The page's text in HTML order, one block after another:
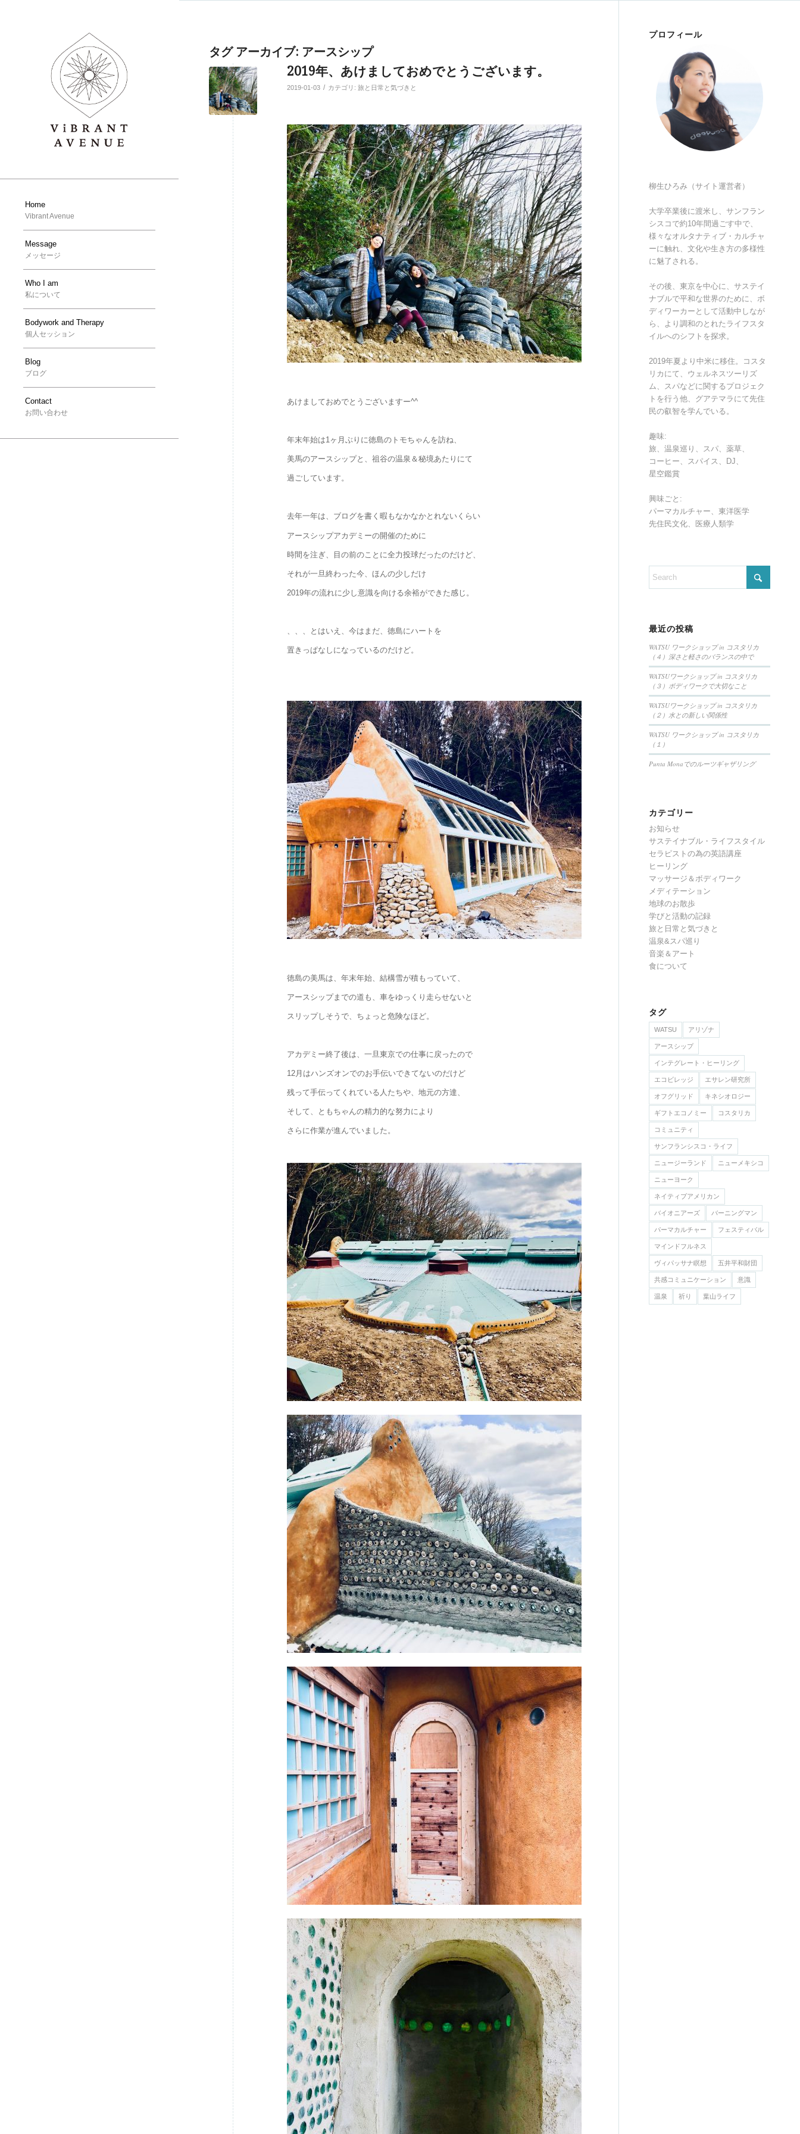
Home
Vibrant Avenue
Message
メッセージ
Who I am
私について
Bodywork and Therapy
個人セッション
Blog
ブログ
Contact
お問い合わせ
タグ アーカイブ: アースシップ
2019年、あけましておめでとうございます。
2019-01-03 / カテゴリ: 旅と日常と気づきと
あけましておめでとうございますー^^
年末年始は1ヶ月ぶりに徳島のトモちゃんを訪ね、
美馬のアースシップと、祖谷の温泉＆秘境あたりにて
過ごしています。
去年一年は、ブログを書く暇もなかなかとれないくらい
アースシップアカデミーの開催のために
時間を注ぎ、目の前のことに全力投球だったのだけど、
それが一旦終わった今、ほんの少しだけ
2019年の流れに少し意識を向ける余裕ができた感じ。
、、、とはいえ、今はまだ、徳島にハートを
置きっぱなしになっているのだけど。
徳島の美馬は、年末年始、結構雪が積もっていて、
アースシップまでの道も、車をゆっくり走らせないと
スリップしそうで、ちょっと危険なほど。
アカデミー終了後は、一旦東京での仕事に戻ったので
12月はハンズオンでのお手伝いできてないのだけど
残って手伝ってくれている人たちや、地元の方達、
そして、ともちゃんの精力的な努力により
さらに作業が進んでいました。
プロフィール
柳生ひろみ（サイト運営者）
大学卒業後に渡米し、サンフラン
シスコで約10年間過ごす中で、
様々なオルタナティブ・カルチャ
ーに触れ、文化や生き方の多様性
に魅了される。
その後、東京を中心に、サステイ
ナブルで平和な世界のために、ボ
ディワーカーとして活動中しなが
ら、より調和のとれたライフスタ
イルへのシフトを探求。
2019年夏より中米に移住。コスタ
リカにて、ウェルネスツーリズ
ム、スパなどに関するプロジェク
トを行う他、グアテマラにて先住
民の叡智を学んでいる。
趣味:
旅、温泉巡り、スパ、薬草、
コーヒー、スパイス、DJ、
星空鑑賞
興味ごと:
パーマカルチャー、東洋医学
先住民文化、医療人類学
最近の投稿
WATSU ワークショップ in コスタリカ
（４）深さと軽さのバランスの中で
WATSUワークショップ in コスタリカ
（３）ボディワークで大切なこと
WATSUワークショップ in コスタリカ
（２）水との新しい関係性
WATSU ワークショップ in コスタリカ
（１）
Punta Monaでのルーツギャザリング
カテゴリー
お知らせ
サステイナブル・ライフスタイル
セラピストの為の英語講座
ヒーリング
マッサージ＆ボディワーク
メディテーション
地球のお散歩
学びと活動の記録
旅と日常と気づきと
温泉&スパ巡り
音楽＆アート
食について
タグ
WATSU アリゾナ
アースシップ
インテグレート・ヒーリング
エコビレッジ エサレン研究所
オフグリッド キネシオロジー
ギフトエコノミー コスタリカ
コミュニティ
サンフランシスコ・ライフ
ニュージーランド ニューメキシコ
ニューヨーク
ネイティブアメリカン
バイオニアーズ バーニングマン
パーマカルチャー フェスティバル
マインドフルネス
ヴィパッサナ瞑想 五井平和財団
共感コミュニケーション 意識
温泉 祈り 葉山ライフ